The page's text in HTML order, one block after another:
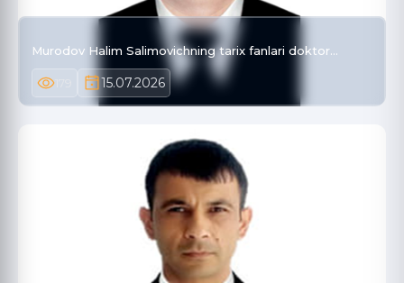
Murodov Halim Salimovichning tarix fanlari doktor…
15.07.2026